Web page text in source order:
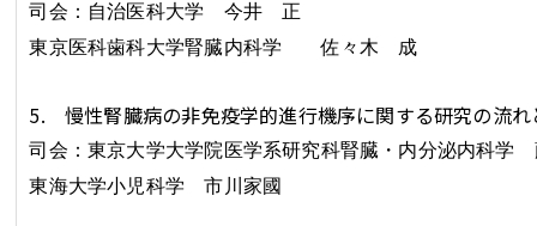
司会：自治医科大学 今井 正
東京医科歯科大学腎臓内科学 佐々木 成
5. 慢性腎臓病の非免疫学的進行機序に関する研究の流れ
司会：東京大学大学院医学系研究科腎臓・内分泌内科学
東海大学小児科学 市川家國